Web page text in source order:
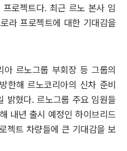
로젝트다. 최근 르노 본사 임
라 프로젝트에 대한 기대감을
아 르노그룹 부회장 등 그룹의
한해 르노코리아의 신차 준비
밝혔다. 르노그룹 주요 임원들
내년 출시 예정인 하이브리드
젝트 차량들에 큰 기대감을 보